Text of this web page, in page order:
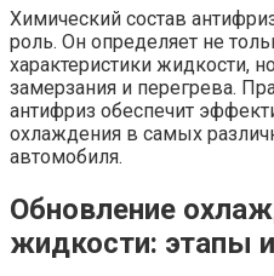
Химический состав
роль. Он определяет не
характеристики жидкости,
замерзания и перегрева.
антифриз обеспечит
охлаждения в самых
автомобиля.
Обновление
жидкости: этапы